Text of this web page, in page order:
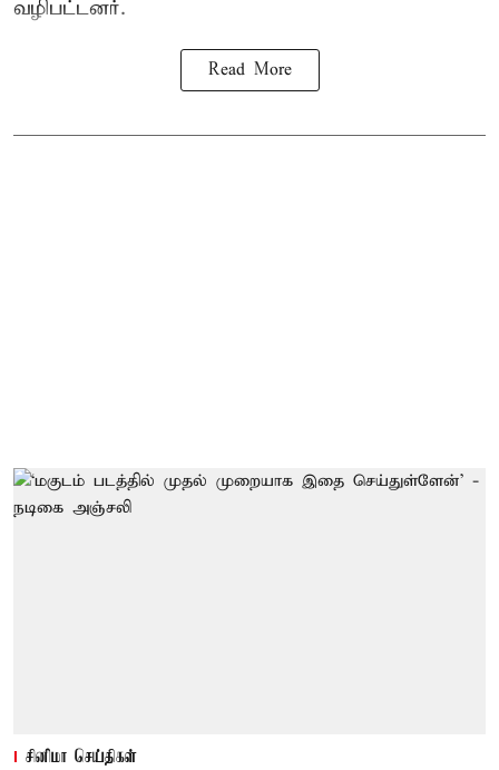
வழிபட்டனர்.
Read More
சினிமா செய்திகள்